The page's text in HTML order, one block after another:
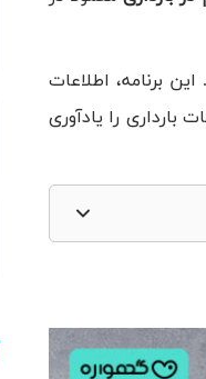
برنامه، اطلاعات
را یادآوری